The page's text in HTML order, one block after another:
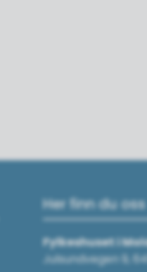
Her finn du oss
Fylkeshuset i
Julsundvegen 9,